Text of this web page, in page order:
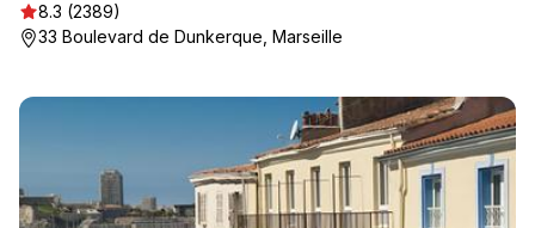
8.3 (2389)
33 Boulevard de Dunkerque, Marseille